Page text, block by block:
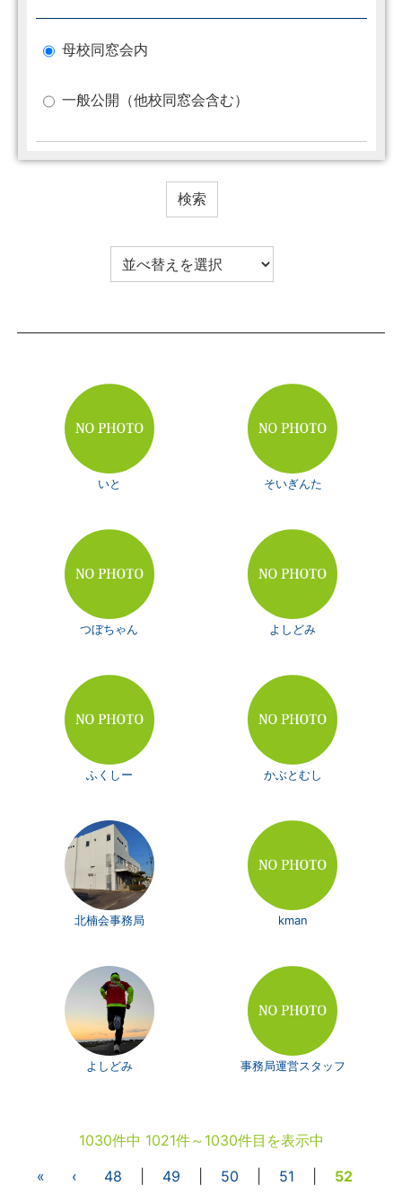
母校同窓会内
一般公開（他校同窓会含む）
いと そいぎんた
つぼちゃん よしどみ
ふくしー かぶとむし
北楠会事務局 kman
よしどみ 事務局運営スタッフ
1030件中 1021件～1030件目を表示中
«
‹ 48 49 50 51 52